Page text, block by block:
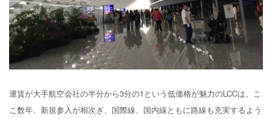
運賃が大手航空会社の半分から3分の1という低価格が魅力のLCCは、こ
こ数年、新規参入が相次ぎ、国際線、国内線ともに路線も充実するよう